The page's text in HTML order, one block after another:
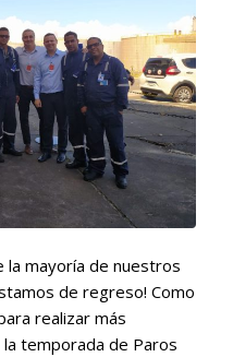
la mayoría de nuestros
de regreso! Como
realizar más
temporada de Paros